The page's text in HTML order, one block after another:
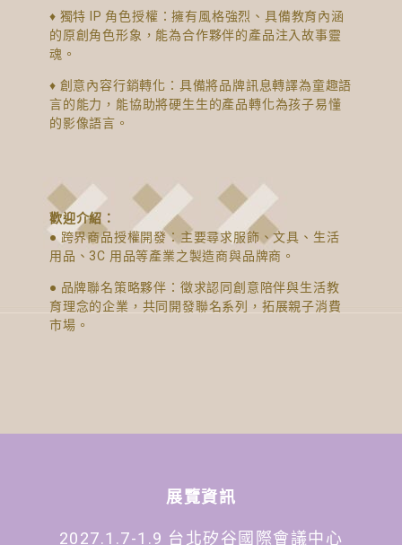
♦ 獨特 IP 角色授權：擁有風格強烈、具備教育內涵
的原創角色形象，能為合作夥伴的產品注入故事靈
魂。
♦ 創意內容行銷轉化：具備將品牌訊息轉譯為童趣語
言的能力，能協助將硬生生的產品轉化為孩子易懂
的影像語言。
歡迎介紹：
● 跨界商品授權開發：主要尋求服飾、文具、生活
用品、3C 用品等產業之製造商與品牌商。
● 品牌聯名策略夥伴：徵求認同創意陪伴與生活教
育理念的企業，共同開發聯名系列，拓展親子消費
市場。
展覽資訊
2027.1.7-1.9 台北矽谷國際會議中心